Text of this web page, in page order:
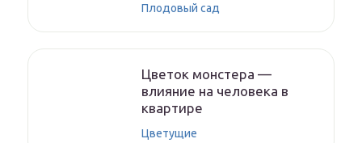
Плодовый сад
Цветок монстера —
влияние на человека в
квартире
Цветущие